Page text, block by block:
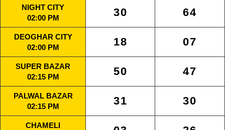
NIGHT CITY
02:00 PM
30 64
DEOGHAR CITY
02:00 PM
18 07
SUPER BAZAR
02:15 PM
50 47
PALWAL BAZAR
02:15 PM
31 30
CHAMELI